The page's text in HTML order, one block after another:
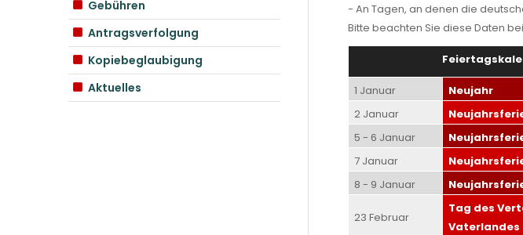
Gebühren
Antragsverfolgung
Kopiebeglaubigung
Aktuelles
- An Tagen, an denen die
Bitte beachten Sie diese Daten
1 Januar
Neujahr
2 Januar
5 - 6 Januar
7 Januar
8 - 9 Januar
23 Februar
Tag des
Vaterlandes